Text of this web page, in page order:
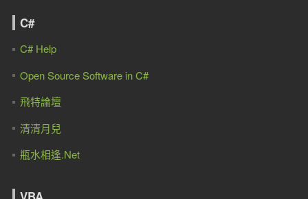
C#
C# Help
Open Source Software in C#
飛特論壇
清清月兒
瓶水相逢.Net